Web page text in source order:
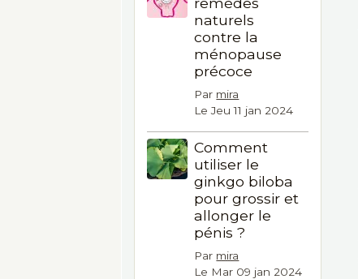
naturels
contre la
ménopause
précoce
Par mira
Le Jeu 11 jan 2024
Comment
utiliser le
ginkgo biloba
pour grossir et
allonger le
pénis ?
Par mira
Le Mar 09 jan 2024